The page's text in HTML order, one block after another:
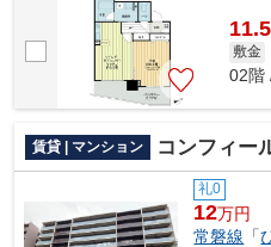
11.5
敷金
02階
賃貸 | マンション コンフィー
礼0
12万円
常磐線 「